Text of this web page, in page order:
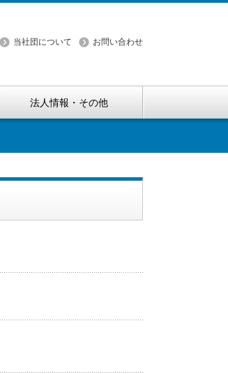
当社団について お問い合わせ
法人情報・その他